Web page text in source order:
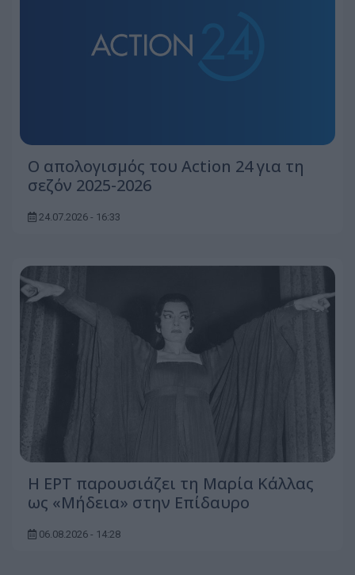
Ο απολογισμός του Action 24 για τη
σεζόν 2025-2026
24.07.2026 - 16:33
Η ΕΡΤ παρουσιάζει τη Μαρία Κάλλας
ως «Μήδεια» στην Επίδαυρο
06.08.2026 - 14:28